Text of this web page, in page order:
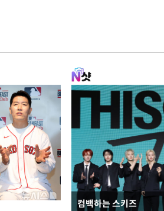
컴백하는 스키즈